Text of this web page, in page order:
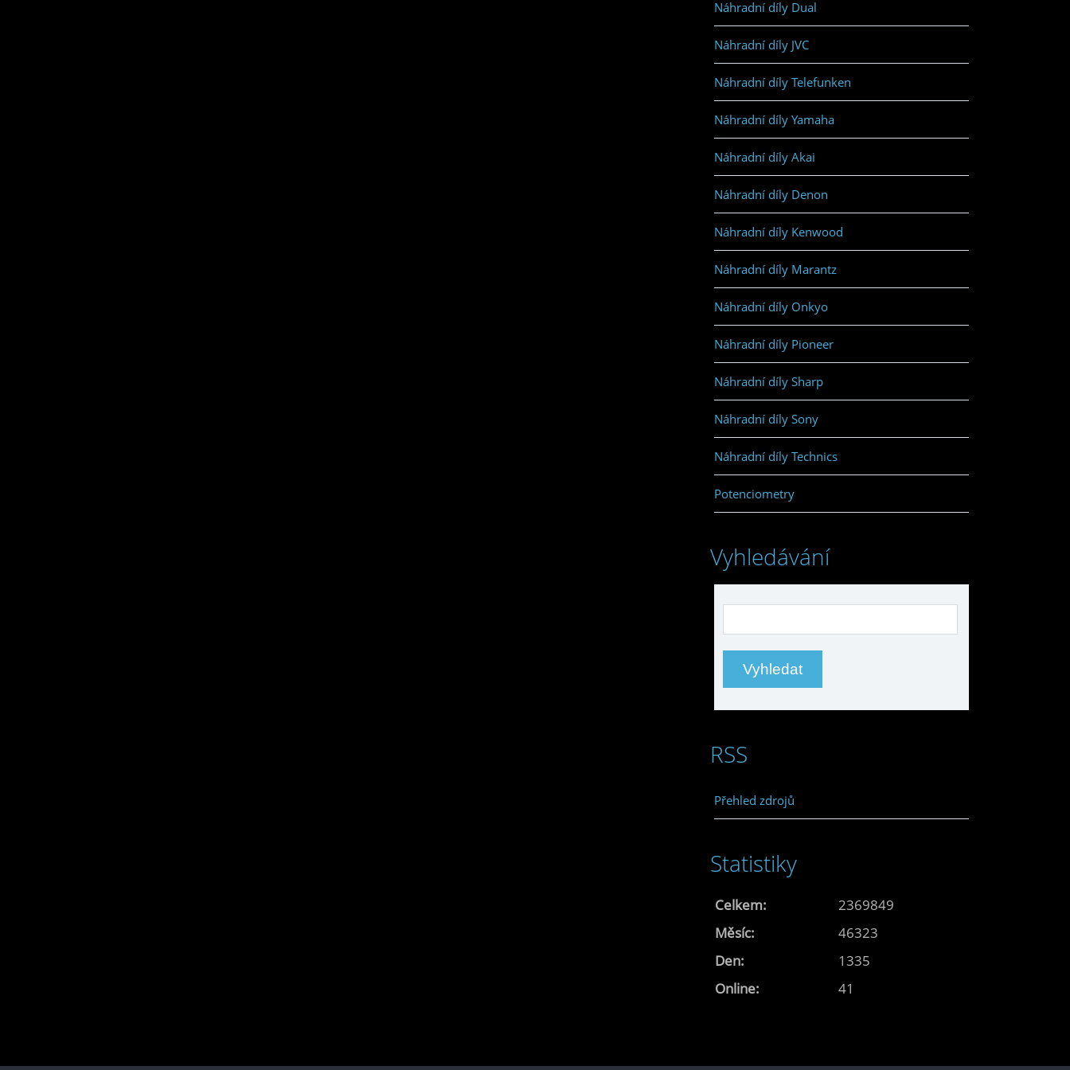
Náhradní díly Dual
Náhradní díly JVC
Náhradní díly Telefunken
Náhradní díly Yamaha
Náhradní díly Akai
Náhradní díly Denon
Náhradní díly Kenwood
Náhradní díly Marantz
Náhradní díly Onkyo
Náhradní díly Pioneer
Náhradní díly Sharp
Náhradní díly Sony
Náhradní díly Technics
Potenciometry
Vyhledávání
RSS
Přehled zdrojů
Statistiky
Online: 41
Celkem:
2369849
Měsíc:
46323
Den:
1335